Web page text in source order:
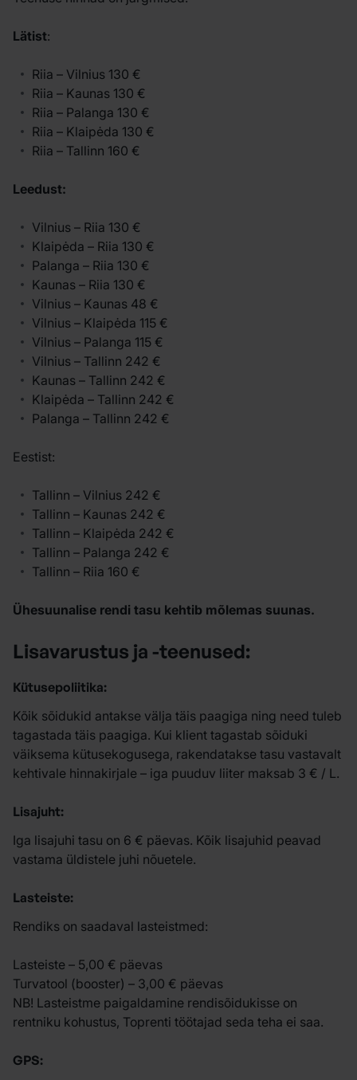
Lätist:
Riia – Vilnius 130 €
Riia – Kaunas 130 €
Riia – Palanga 130 €
Riia – Klaipėda 130 €
Riia – Tallinn 160 €
Leedust:
Vilnius – Riia 130 €
Klaipėda – Riia 130 €
Palanga – Riia 130 €
Kaunas – Riia 130 €
Vilnius – Kaunas 48 €
Vilnius – Klaipėda 115 €
Vilnius – Palanga 115 €
Vilnius – Tallinn 242 €
Kaunas – Tallinn 242 €
Klaipėda – Tallinn 242 €
Palanga – Tallinn 242 €
Eestist:
Tallinn – Vilnius 242 €
Tallinn – Kaunas 242 €
Tallinn – Klaipėda 242 €
Tallinn – Palanga 242 €
Tallinn – Riia 160 €
Ühesuunalise rendi tasu kehtib mõlemas suunas.
Lisavarustus ja -teenused:
Kütusepoliitika:
Kõik sõidukid antakse välja täis paagiga ning need tuleb
tagastada täis paagiga. Kui klient tagastab sõiduki
väiksema kütusekogusega, rakendatakse tasu vastavalt
kehtivale hinnakirjale – iga puuduv liiter maksab 3 € / L.
Lisajuht:
Iga lisajuhi tasu on 6 € päevas. Kõik lisajuhid peavad
vastama üldistele juhi nõuetele.
Lasteiste:
Rendiks on saadaval lasteistmed:
Lasteiste – 5,00 € päevas
Turvatool (booster) – 3,00 € päevas
NB! Lasteistme paigaldamine rendisõidukisse on
rentniku kohustus, Toprenti töötajad seda teha ei saa.
GPS: